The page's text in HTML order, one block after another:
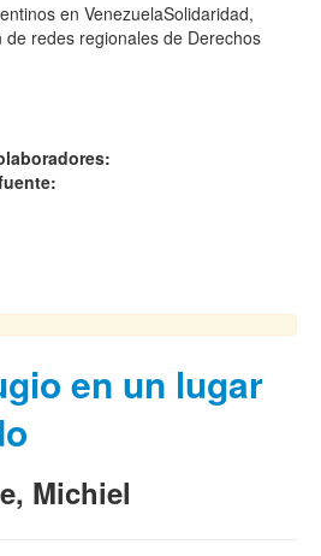
en VenezuelaSolidaridad,
redes regionales de Derechos
en un lugar
Michiel